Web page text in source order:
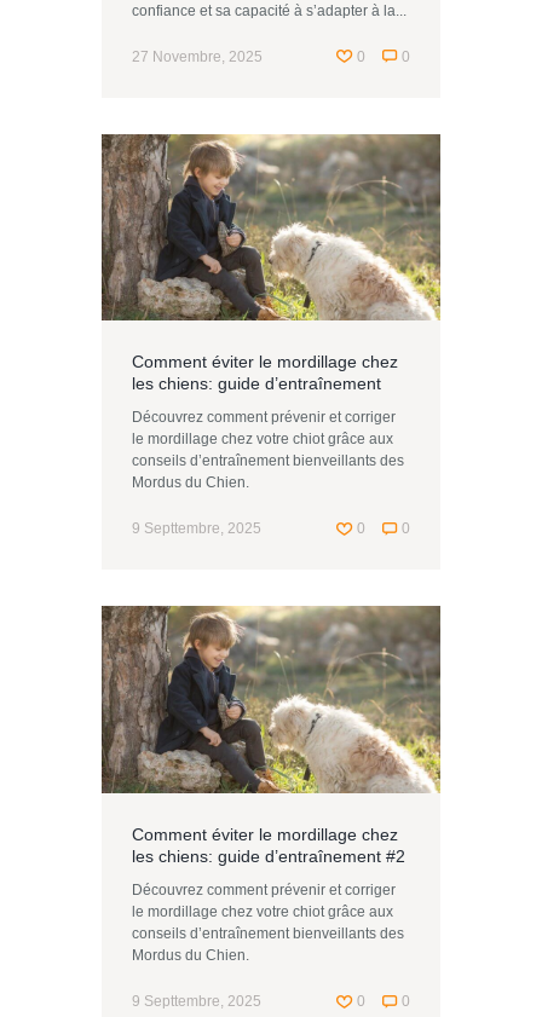
confiance et sa capacité à s’adapter à la...
27 Novembre, 2025 0
0
Comment éviter le mordillage chez
les chiens: guide d’entraînement
Découvrez comment prévenir et corriger
le mordillage chez votre chiot grâce aux
conseils d’entraînement bienveillants des
Mordus du Chien.
9 Septtembre, 2025 0
0
Comment éviter le mordillage chez
les chiens: guide d’entraînement #2
Découvrez comment prévenir et corriger
le mordillage chez votre chiot grâce aux
conseils d’entraînement bienveillants des
Mordus du Chien.
9 Septtembre, 2025 0
0